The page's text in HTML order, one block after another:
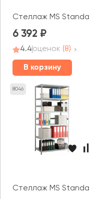
Стеллаж MS
6 392
4.4оценок (8)
В корзину
8046
Стеллаж MS